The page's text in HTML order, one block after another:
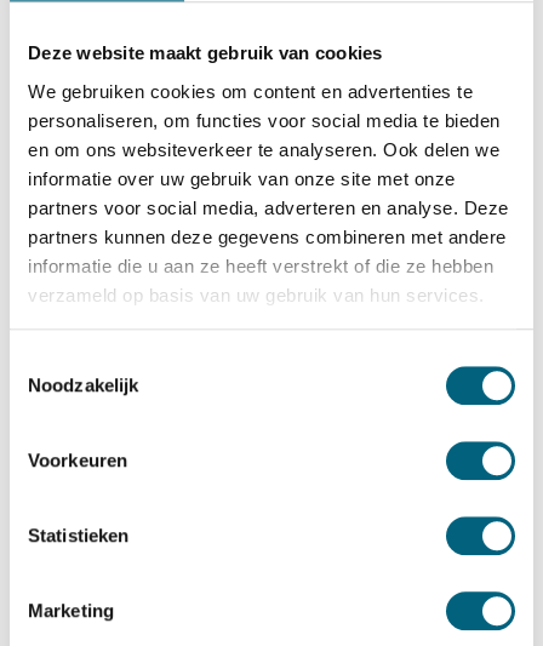
Deze website maakt gebruik van cookies
We gebruiken cookies om content en advertenties te
personaliseren, om functies voor social media te bieden
en om ons websiteverkeer te analyseren. Ook delen we
informatie over uw gebruik van onze site met onze
partners voor social media, adverteren en analyse. Deze
partners kunnen deze gegevens combineren met andere
informatie die u aan ze heeft verstrekt of die ze hebben
verzameld op basis van uw gebruik van hun services.
Noodzakelijk
Voorkeuren
Statistieken
Marketing
Salvus
Salvus Rome 6 KL
Bekijk alles Inbraakwerende Kluis
4.450,-
Op voorraad: .
Hoogwaardige officieel ECB-S gecertificeerde brand en
inbraakwerende kluis in de klasse 3 / grade III / CEN 3
conform EN 1143-1 en brandwerend gecertificeerd in de
klasse LFS 30 P conform EN 15659 (30 minuten